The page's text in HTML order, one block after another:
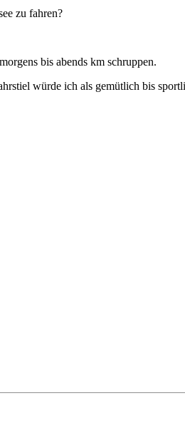
zu fahren?
bis abends km schruppen.
würde ich als gemütlich bis